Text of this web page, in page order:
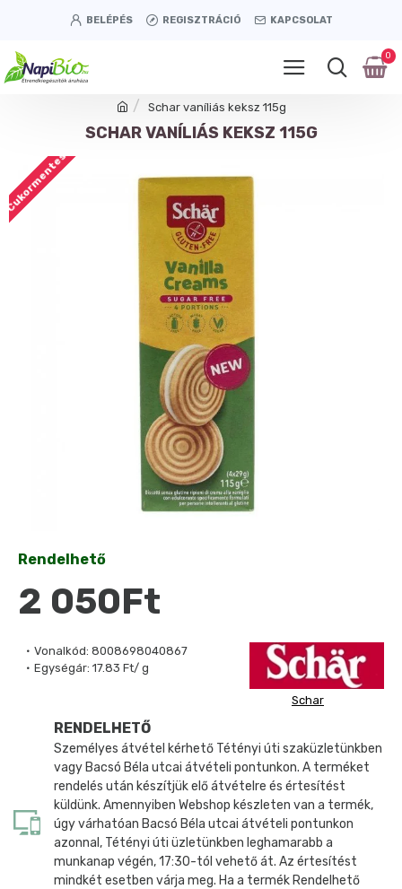
BELÉPÉS REGISZTRÁCIÓ KAPCSOLAT
0
Schar vaníliás keksz 115g
SCHAR VANÍLIÁS KEKSZ 115G
Cukormentes
Vonalkód: 8008698040867
Egységár: 17.83 Ft/ g
Schar
Rendelhető
2 050Ft
RENDELHETŐ
Személyes átvétel kérhető Tétényi úti szaküzletünkben
vagy Bacsó Béla utcai átvételi pontunkon. A terméket
rendelés után készítjük elő átvételre és értesítést
küldünk. Amennyiben Webshop készleten van a termék,
úgy várhatóan Bacsó Béla utcai átvételi pontunkon
azonnal, Tétényi úti üzletünkben leghamarabb a
munkanap végén, 17:30-tól vehető át. Az értesítést
mindkét esetben várja meg. Ha a termék Rendelhető